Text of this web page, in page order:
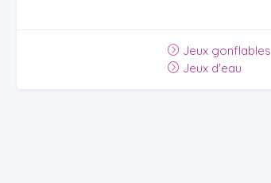
Jeux gonflables
Jeux d'eau